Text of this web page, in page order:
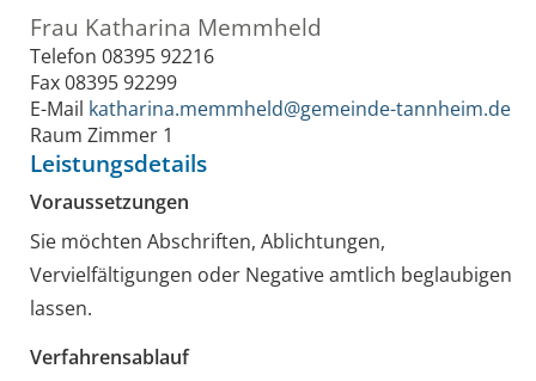
Frau Katharina Memmheld
Telefon 08395 92216
Fax08395 92299
E-Mail katharina.memmheld@gemeinde-tannheim.de
Raum Zimmer 1
Leistungsdetails
Voraussetzungen
Sie möchten Abschriften, Ablichtungen,
Vervielfältigungen oder Negative amtlich beglaubigen
lassen.
Verfahrensablauf